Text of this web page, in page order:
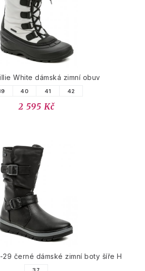
White dámská zimní obuv
40 41 42
2 595 Kč
černé dámské zimní boty šíře H